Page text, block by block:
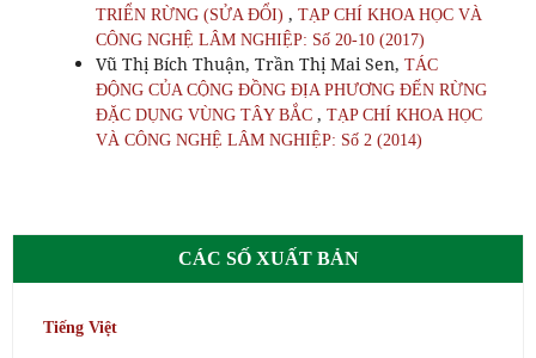
TRIỂN RỪNG (SỬA ĐỔI) , TẠP CHÍ KHOA HỌC VÀ
CÔNG NGHỆ LÂM NGHIỆP: Số 20-10 (2017)
Vũ Thị Bích Thuận, Trần Thị Mai Sen, TÁC
ĐỘNG CỦA CỘNG ĐỒNG ĐỊA PHƯƠNG ĐẾN RỪNG
ĐẶC DỤNG VÙNG TÂY BẮC , TẠP CHÍ KHOA HỌC
VÀ CÔNG NGHỆ LÂM NGHIỆP: Số 2 (2014)
CÁC SỐ XUẤT BẢN
Tiếng Việt